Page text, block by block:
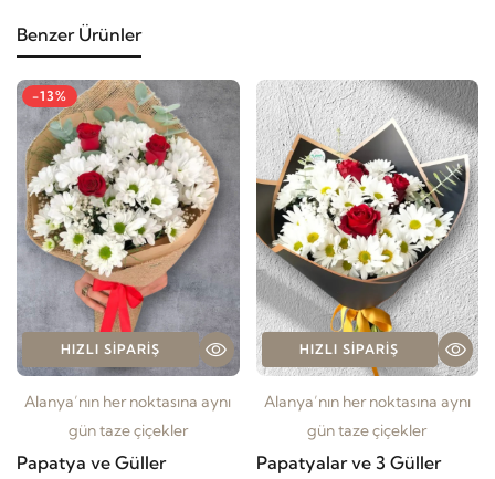
Benzer Ürünler
-13%
HIZLI SIPARIŞ
Alanya’nın her noktasına aynı
gün taze çiçekler
Papatya ve Güller
HIZLI SIPARIŞ
Alanya’nın her noktasına aynı
gün taze çiçekler
Papatyalar ve 3 Güller